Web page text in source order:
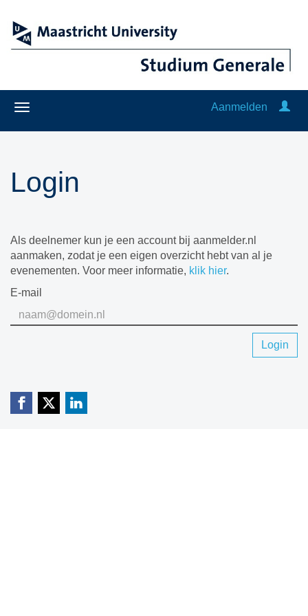
Aanmelden
Login
Als deelnemer kun je een account bij aanmelder.nl
aanmaken, zodat je een eigen overzicht hebt van al je
evenementen. Voor meer informatie, klik hier.
E-mail
Login